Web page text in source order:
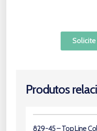
Produtos
829-45 – Top Line